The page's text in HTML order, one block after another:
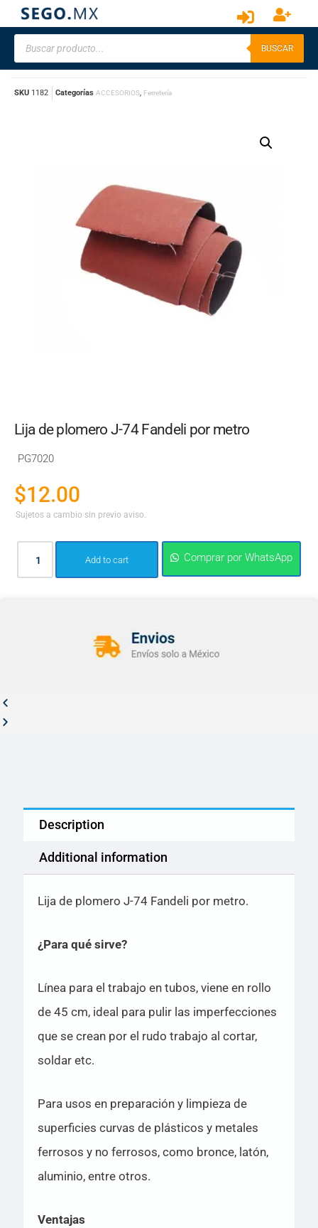
BUSCAR
SKU 1182 Categorías ACCESORIOS, Ferretería
Lija de plomero J-74 Fandeli por metro
PG7020
$12.00
Sujetos a cambio sin previo aviso.
Add to cart Comprar por WhatsApp
Description
Additional information
Lija de plomero J-74 Fandeli por metro.
¿Para qué sirve?
Línea para el trabajo en tubos, viene en rollo
de 45 cm, ideal para pulir las imperfecciones
que se crean por el rudo trabajo al cortar,
soldar etc.
Para usos en preparación y limpieza de
superficies curvas de plásticos y metales
ferrosos y no ferrosos, como bronce, latón,
aluminio, entre otros.
Ventajas